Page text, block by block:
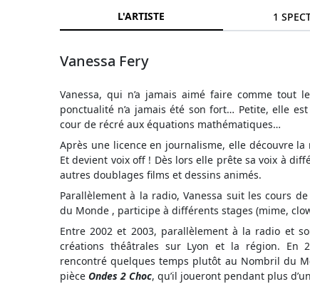
L'ARTISTE 1
Vanessa Fery
Vanessa, qui n’a jamais aimé faire comme
ponctualité n’a jamais été son fort… Petite, elle
cour de récré aux équations mathématiques…
Après une licence en journalisme, elle découvre
Et devient voix off ! Dès lors elle prête sa voix à
autres doublages films et dessins animés.
Parallèlement à la radio, Vanessa suit les cours
du Monde , participe à différents stages (mime,
Entre 2002 et 2003, parallèlement à la radio et
créations théâtrales sur Lyon et la région. En
rencontré quelques temps plutôt au Nombril du
pièce Ondes 2 Choc, qu’il joueront pendant plus